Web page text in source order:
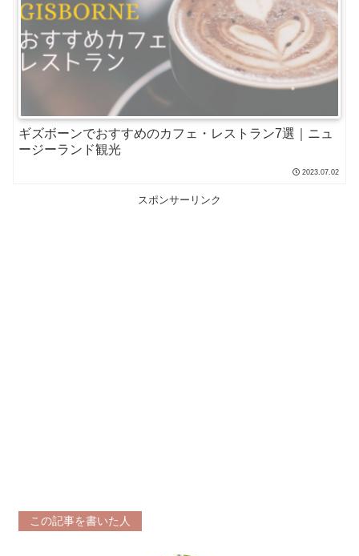
ギズボーンでおすすめのカフェ・レストラン7選｜ニュ
ージーランド観光
2023.07.02
スポンサーリンク
この記事を書いた人